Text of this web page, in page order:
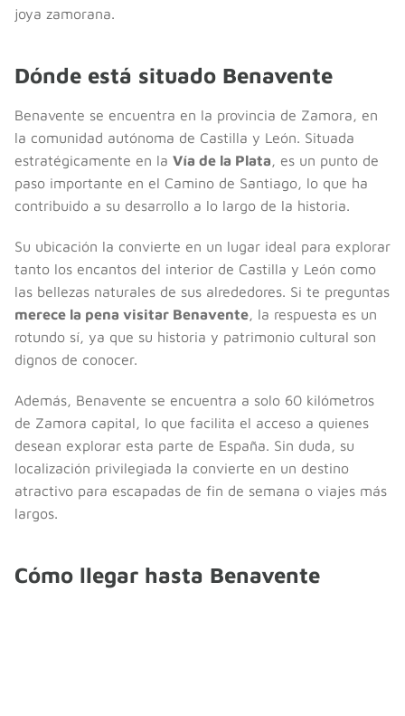
joya zamorana.
Dónde está situado Benavente
Benavente se encuentra en la provincia de Zamora, en
la comunidad autónoma de Castilla y León. Situada
estratégicamente en la Vía de la Plata, es un punto de
paso importante en el Camino de Santiago, lo que ha
contribuido a su desarrollo a lo largo de la historia.
Su ubicación la convierte en un lugar ideal para explorar
tanto los encantos del interior de Castilla y León como
las bellezas naturales de sus alrededores. Si te preguntas
merece la pena visitar Benavente, la respuesta es un
rotundo sí, ya que su historia y patrimonio cultural son
dignos de conocer.
Además, Benavente se encuentra a solo 60 kilómetros
de Zamora capital, lo que facilita el acceso a quienes
desean explorar esta parte de España. Sin duda, su
localización privilegiada la convierte en un destino
atractivo para escapadas de fin de semana o viajes más
largos.
Cómo llegar hasta Benavente